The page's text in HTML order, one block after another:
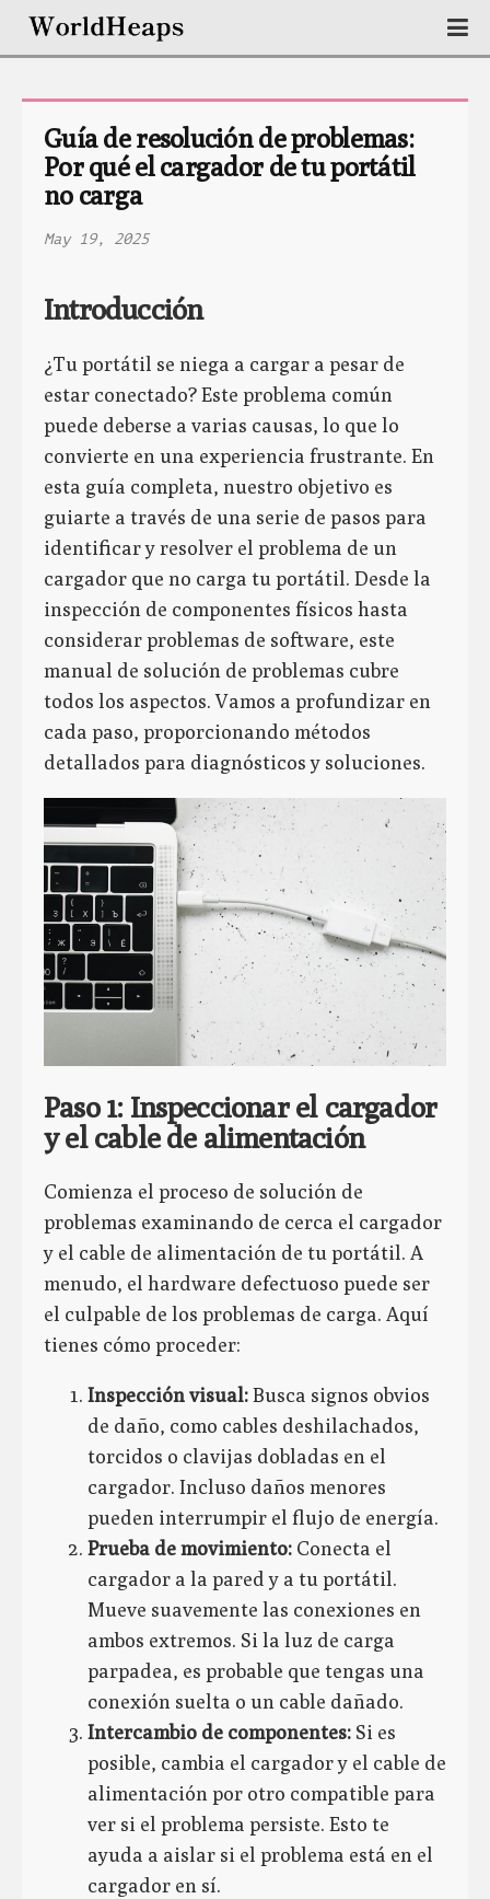
Guía de resolución de problemas:
Por qué el cargador de tu portátil
no carga
May 19, 2025
Introducción
¿Tu portátil se niega a cargar a pesar de
estar conectado? Este problema común
puede deberse a varias causas, lo que lo
convierte en una experiencia frustrante. En
esta guía completa, nuestro objetivo es
guiarte a través de una serie de pasos para
identificar y resolver el problema de un
cargador que no carga tu portátil. Desde la
inspección de componentes físicos hasta
considerar problemas de software, este
manual de solución de problemas cubre
todos los aspectos. Vamos a profundizar en
cada paso, proporcionando métodos
detallados para diagnósticos y soluciones.
Paso 1: Inspeccionar el cargador
y el cable de alimentación
Comienza el proceso de solución de
problemas examinando de cerca el cargador
y el cable de alimentación de tu portátil. A
menudo, el hardware defectuoso puede ser
el culpable de los problemas de carga. Aquí
tienes cómo proceder:
Inspección visual:Busca signos obvios
de daño, como cables deshilachados,
torcidos o clavijas dobladas en el
cargador. Incluso daños menores
pueden interrumpir el flujo de energía.
Prueba de movimiento: Conecta el
cargador a la pared y a tu portátil.
Mueve suavemente las conexiones en
ambos extremos. Si la luz de carga
parpadea, es probable que tengas una
conexión suelta o un cable dañado.
Intercambio de componentes: Si es
posible, cambia el cargador y el cable de
alimentación por otro compatible para
ver si el problema persiste. Esto te
ayuda a aislar si el problema está en el
cargador en sí.